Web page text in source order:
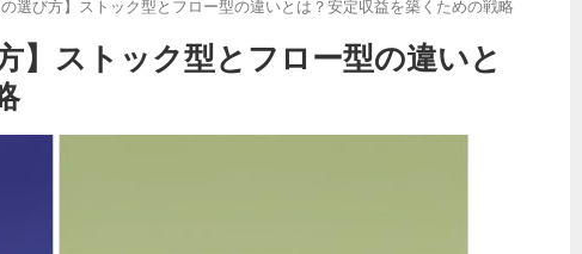
の選び方】ストック型とフロー型の違いとは？安定収益を築くための戦略
】ストック型とフロー型の違いと